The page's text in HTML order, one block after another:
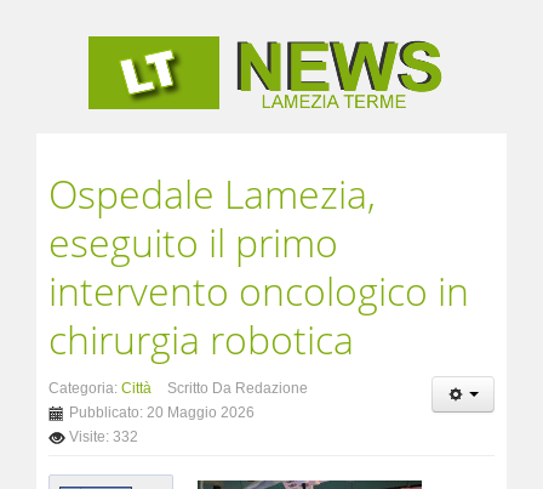
Ospedale Lamezia,
eseguito il primo
intervento oncologico in
chirurgia robotica
Categoria:Città
Scritto Da Redazione
Pubblicato: 20 Maggio 2026
Visite: 332